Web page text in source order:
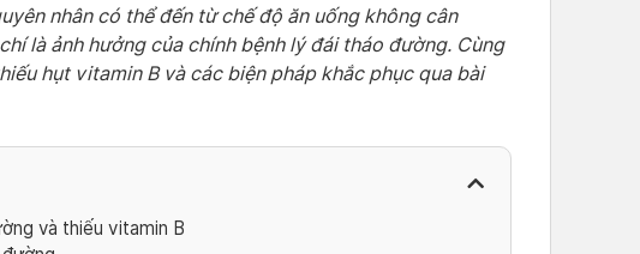
nhân có thể đến từ chế độ ăn uống không cân
là ảnh hưởng của chính bệnh lý đái tháo đường. Cùng
hụt vitamin B và các biện pháp khắc phục qua bài
và thiếu vitamin B